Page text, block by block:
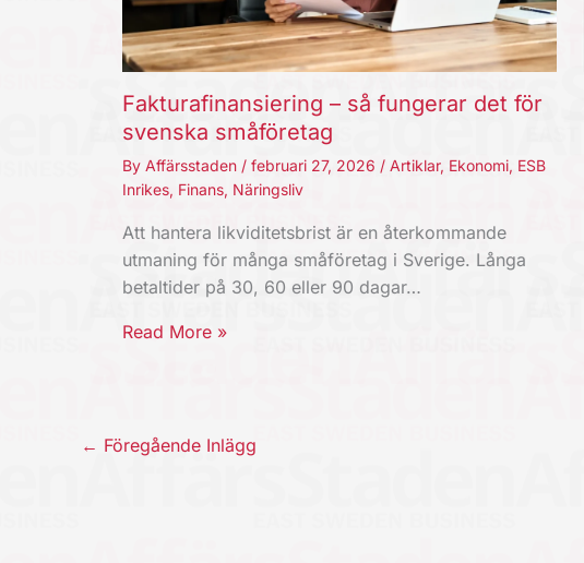
Fakturafinansiering – så fungerar det för
svenska småföretag
By Affärsstaden / februari 27, 2026 / Artiklar, Ekonomi, ESB
Inrikes, Finans, Näringsliv
Att hantera likviditetsbrist är en återkommande
utmaning för många småföretag i Sverige. Långa
betaltider på 30, 60 eller 90 dagar…
Read More »
← Föregående Inlägg